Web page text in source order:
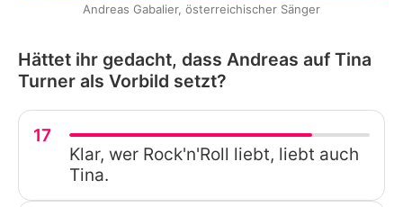
Andreas Gabalier, österreichischer Sänger
Hättet ihr gedacht, dass Andreas auf Tina
Turner als Vorbild setzt?
17
Klar, wer Rock'n'Roll liebt, liebt auch
Tina.